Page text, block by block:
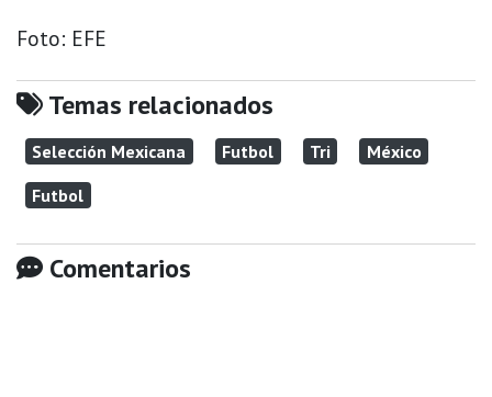
Foto: EFE
Temas relacionados
Selección Mexicana Futbol Tri
México
Futbol
Comentarios